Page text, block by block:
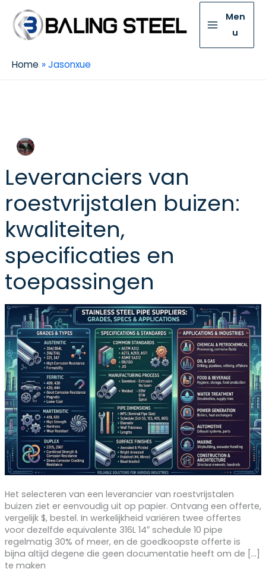
Men
u
Home Jasonxue
Leveranciers van
roestvrijstalen buizen:
kwaliteiten,
specificaties en
toepassingen
Het selecteren van een leverancier van roestvrijstalen
buizen ziet er eenvoudig uit op papier. Ontvang een offerte,
vergelijk $, bestel. In werkelijkheid variëren twee offertes
voor dezelfde equivalente 316L 14″ schedule 10 pipe
regelmatig 30% of meer, en de goedkoopste offerte is
bijna altijd degene die geen documentatie heeft om de [...]
te maken